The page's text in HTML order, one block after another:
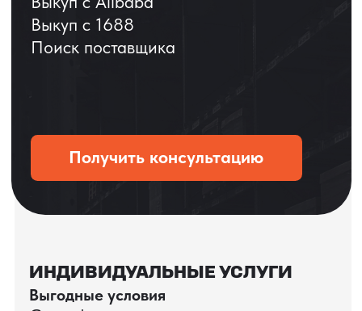
ОСТАВЬТЕ ЗАЯВКУ
Мы вернёмся с расчётом и фото после
технической проверки
Оставить заявку
КЕЙС ПАО «РОСТЕЛЕКОМ»